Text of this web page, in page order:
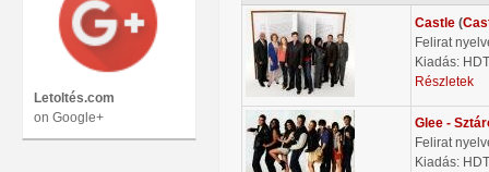
Letoltés.com
on Google+
Castle (
Felirat
Kiadás:
Részletek
Glee -
Felirat
Kiadás: